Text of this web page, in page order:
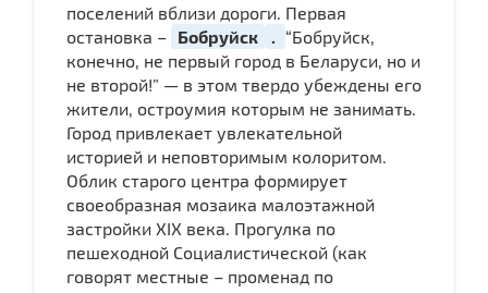
поселений вбли­зи до­ро­ги. Первая
остановка – Бобруйск . “Бобруйск,
конечно, не первый город в Беларуси, но и
не второй!” — в этом твердо убеждены его
жители, остроумия которым не занимать.
Город привлекает увлекательной
историей и неповторимым колоритом.
Облик старого центра формирует
своеобразная мозаика малоэтажной
застройки XIX века. Прогулка по
пешеходной Социалистической (как
говорят местные – променад по